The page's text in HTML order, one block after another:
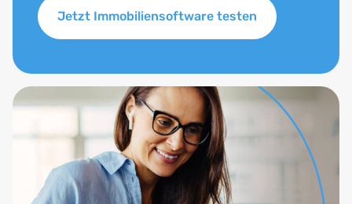
Jetzt Immobiliensoftware testen